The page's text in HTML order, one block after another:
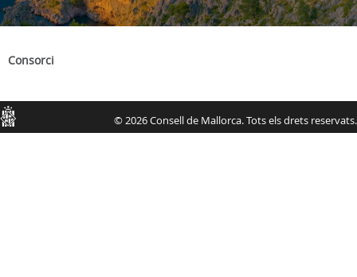
Consorci
Consell
© 2026 Consell de Mallorca. Tots els drets reservats.